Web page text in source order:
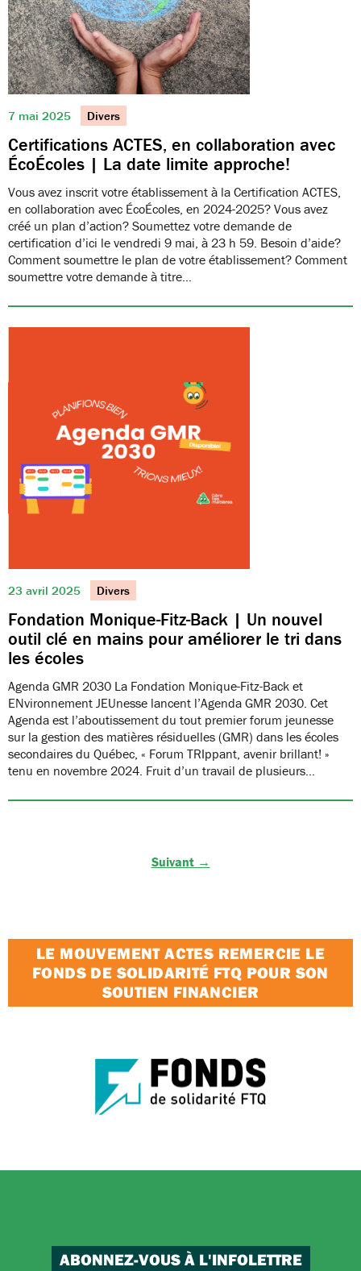
7 mai 2025 Divers
Certifications ACTES, en collaboration avec
ÉcoÉcoles | La date limite approche!
Vous avez inscrit votre établissement à la Certification ACTES,
en collaboration avec ÉcoÉcoles, en 2024-2025? Vous avez
créé un plan d’action? Soumettez votre demande de
certification d’ici le vendredi 9 mai, à 23 h 59. Besoin d’aide?
Comment soumettre le plan de votre établissement? Comment
soumettre votre demande à titre…
23 avril 2025 Divers
Fondation Monique-Fitz-Back | Un nouvel
outil clé en mains pour améliorer le tri dans
les écoles
Agenda GMR 2030 La Fondation Monique-Fitz-Back et
ENvironnement JEUnesse lancent l’Agenda GMR 2030. Cet
Agenda est l’aboutissement du tout premier forum jeunesse
sur la gestion des matières résiduelles (GMR) dans les écoles
secondaires du Québec, « Forum TRIppant, avenir brillant! »
tenu en novembre 2024. Fruit d’un travail de plusieurs…
Suivant →
LE MOUVEMENT ACTES REMERCIE LE
FONDS DE SOLIDARITÉ FTQ POUR SON
SOUTIEN FINANCIER
ABONNEZ-VOUS À L'INFOLETTRE